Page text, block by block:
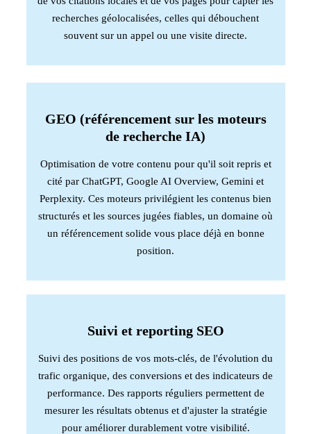
recherches géolocalisées, celles qui débouchent
souvent sur un appel ou une visite directe.
GEO (référencement sur les moteurs
de recherche IA)
Optimisation de votre contenu pour qu'il soit repris et
cité par ChatGPT, Google AI Overview, Gemini et
Perplexity. Ces moteurs privilégient les contenus bien
structurés et les sources jugées fiables, un domaine où
un référencement solide vous place déjà en bonne
position.
Suivi et reporting SEO
Suivi des positions de vos mots-clés, de l'évolution du
trafic organique, des conversions et des indicateurs de
performance. Des rapports réguliers permettent de
mesurer les résultats obtenus et d'ajuster la stratégie
pour améliorer durablement votre visibilité.